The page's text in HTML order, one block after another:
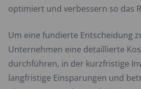
optimiert und verbessern so das
Um eine fundierte Entscheidung
Unternehmen eine detaillierte
durchführen, in der kurzfristige
langfristige Einsparungen und